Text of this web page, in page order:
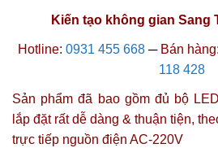
Kiến tạo không gian Sang
Hotline: 0931 455 668 ─Bán hàng:
118 428
Sản phẩm đã bao gồm đủ bộ
lắp đặt rất dễ dàng & thuận tiện,
trực tiếp nguồn điện AC-220V